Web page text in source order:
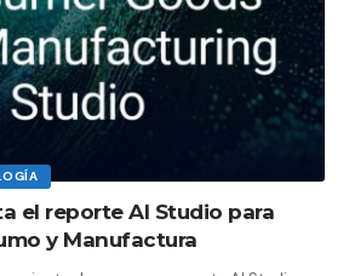
el reporte AI Studio para
y Manufactura